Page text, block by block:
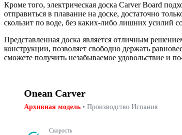
Кроме того, электрическая доска Carver Board
отправиться в плавание на доске, достаточно
скользит по воде, без каких-либо лишних усилий
Представленная доска является отличным
конструкции, позволяет свободно держать
сможете получить незабываемое удовольствие и
Onean Carver
Архивная модель • Производство Испания
Скорость